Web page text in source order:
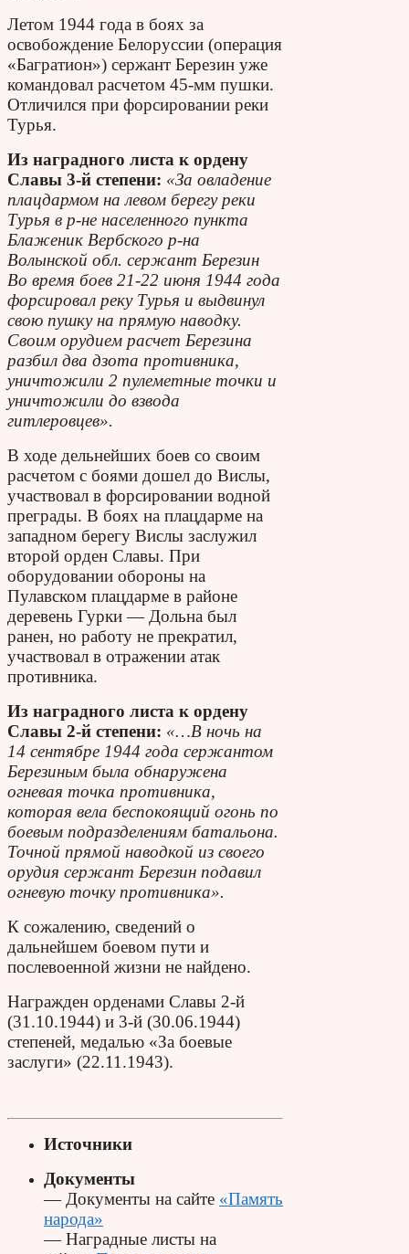
Летом 1944 года в боях за
освобождение Белоруссии (операция
«Багратион») сержант Березин уже
командовал расчетом 45-мм пушки.
Отличился при форсировании реки
Турья.
Из наградного листа к ордену
Славы 3-й степени: «За овладение
плацдармом на левом берегу реки
Турья в р-не населенного пункта
Блаженик Вербского р-на
Волынской обл. сержант Березин
Во время боев 21-22 июня 1944 года
форсировал реку Турья и выдвинул
свою пушку на прямую наводку.
Своим орудием расчет Березина
разбил два дзота противника,
уничтожили 2 пулеметные точки и
уничтожили до взвода
гитлеровцев».
В ходе дельнейших боев со своим
расчетом с боями дошел до Вислы,
участвовал в форсировании водной
преграды. В боях на плацдарме на
западном берегу Вислы заслужил
второй орден Славы. При
оборудовании обороны на
Пулавском плацдарме в районе
деревень Гурки — Дольна был
ранен, но работу не прекратил,
участвовал в отражении атак
противника.
Из наградного листа к ордену
Славы 2-й степени: «…В ночь на
14 сентябре 1944 года сержантом
Березиным была обнаружена
огневая точка противника,
которая вела беспокоящий огонь по
боевым подразделениям батальона.
Точной прямой наводкой из своего
орудия сержант Березин подавил
огневую точку противника».
К сожалению, сведений о
дальнейшем боевом пути и
послевоенной жизни не найдено.
Награжден орденами Славы 2-й
(31.10.1944) и 3-й (30.06.1944)
степеней, медалью «За боевые
заслуги» (22.11.1943).
Источники
Документы
— Документы на сайте «Память
народа»
— Наградные листы на